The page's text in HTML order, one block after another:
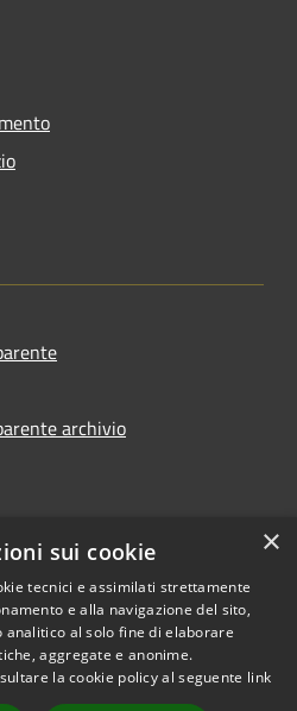
archivio
Copyright © 2026 • Comune di
Ferruzzano • Powered by
×
sui cookie
tecnici e assimilati strettamente
e alla navigazione del sito,
analitico al solo fine di elaborare
aggregate e anonime.
la cookie policy al seguente link